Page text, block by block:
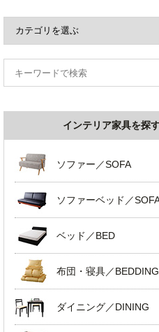
インテリア家具を探
ソファー／SOFA
ソファーベッド／
ベッド／BED
布団・寝具／BEDDING
ダイニング／DINING